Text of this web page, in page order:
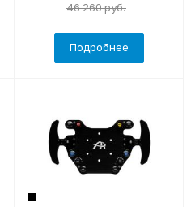
46 260руб.
Подробнее